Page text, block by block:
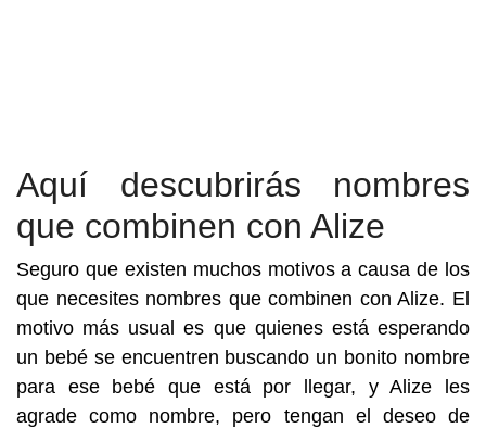
Aquí descubrirás nombres
que combinen con Alize
Seguro que existen muchos motivos a causa de los
que necesites nombres que combinen con Alize. El
motivo más usual es que quienes está esperando
un bebé se encuentren buscando un bonito nombre
para ese bebé que está por llegar, y Alize les
agrade como nombre, pero tengan el deseo de